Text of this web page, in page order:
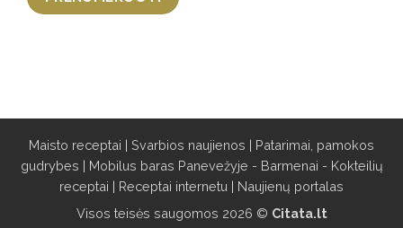
Maisto receptai | Svarbios naujienos | Patarimai, pamokos
gudrybes | Mobilus baras Panevežyje - Barmenai - Kokteilių
receptai | Receptai internetu | Naujienų portalas
Visos teisės saugomos 2026 © Citata.lt